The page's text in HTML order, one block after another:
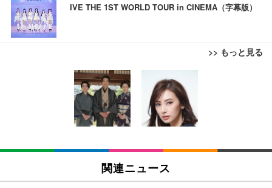
IVE THE 1ST WORLD TOUR in CINEMA（字幕版）
>> もっと見る
ブラックニッカ ニッカ Nikka ウィスキー4000ml ブ
ラックニッカクリア ウヰスキー 【日本 アサヒ ウィ
スキー】 大容量 お得 4リットル
￥3,940
【Amazon.co.jp限定】コロナ・エキストラ Corona
ト] [ギフトBox入り]
松阪牛 グルメ ハンバーグ 【誕生日ギフトセット】
誕生日プレゼント 高級 ハンバーグ 肉 ギフト 牛肉
食べ物 冷凍 高級 内祝 お返し 人気 お取り寄せ グル
メ 出産 男性 土産 女性 お父さん お母さん
￥4,000
松阪牛 グルメ ハンバーグ【オレンジ花束カード】
べ物 冷凍 高級 プレゼント 内祝 お返し 人気 お取り
寄せ グルメ
関連ニュース